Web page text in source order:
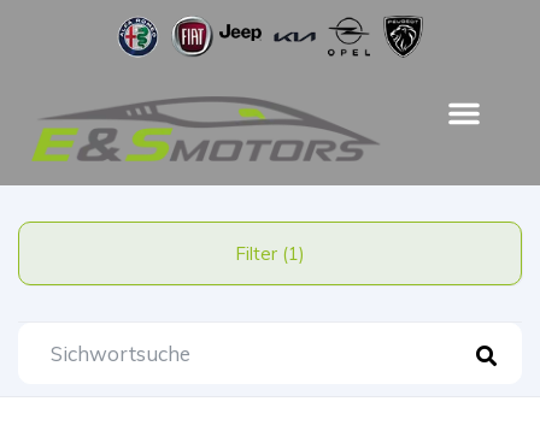
Filter (1)